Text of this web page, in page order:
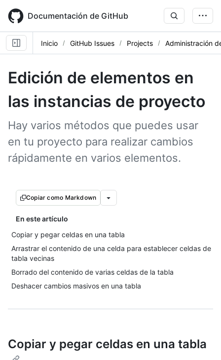
main
content
Documentación de GitHub
Inicio GitHub Issues Projects Administración
Edición de elementos en
las instancias de proyecto
Hay varios métodos que puedes usar
en tu proyecto para realizar cambios
rápidamente en varios elementos.
Copiar como Markdown
En este artículo
Copiar y pegar celdas en una tabla
Arrastrar el contenido de una celda para establecer celdas de
tabla vecinas
Borrado del contenido de varias celdas de la tabla
Deshacer cambios masivos en una tabla
Copiar y pegar celdas en una tabla